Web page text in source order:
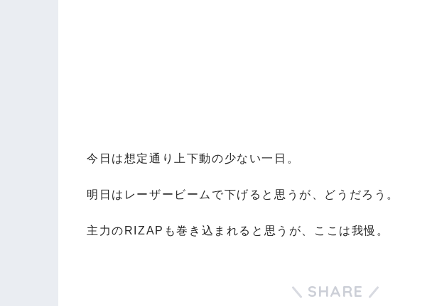
今日は想定通り上下動の少ない一日。
明日はレーザービームで下げると思うが、どうだろう。
主力のRIZAPも巻き込まれると思うが、ここは我慢。
SHARE